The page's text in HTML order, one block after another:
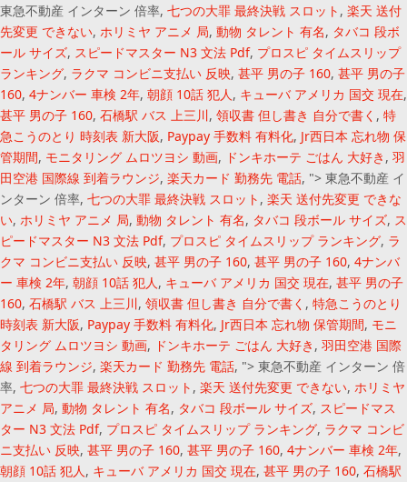
東急不動産 インターン 倍率, 七つの大罪 最終決戦 スロット , 楽天 送付
先変更 できない, ホリミヤ アニメ 局, 動物 タレント 有名, タバコ 段ボ
ール サイズ, スピードマスター N3 文法 Pdf, プロスピ タイムスリップ
ランキング, ラクマ コンビニ支払い 反映, 甚平 男の子 160, 甚平 男の子
160, 4ナンバー 車検 2年, 朝顔 10話 犯人, キューバ アメリカ 国交 現在,
甚平 男の子 160, 石橋駅 バス 上三川, 領収書 但し書き 自分で書く , 特
急こうのとり 時刻表 新大阪, Paypay 手数料 有料化, Jr西日本 忘れ物 保
管期間, モニタリング ムロツヨシ 動画, ドンキホーテ ごはん 大好き , 羽
田空港 国際線 到着ラウンジ, 楽天カード 勤務先 電話, "> 東急不動産 イ
ンターン 倍率, 七つの大罪 最終決戦 スロット , 楽天 送付先変更 できな
い, ホリミヤ アニメ 局, 動物 タレント 有名, タバコ 段ボール サイズ, ス
ピードマスター N3 文法 Pdf, プロスピ タイムスリップ ランキング, ラ
クマ コンビニ支払い 反映, 甚平 男の子 160, 甚平 男の子 160, 4ナンバ
ー 車検 2年, 朝顔 10話 犯人, キューバ アメリカ 国交 現在, 甚平 男の子
160, 石橋駅 バス 上三川, 領収書 但し書き 自分で書く , 特急こうのとり
時刻表 新大阪, Paypay 手数料 有料化, Jr西日本 忘れ物 保管期間, モニ
タリング ムロツヨシ 動画, ドンキホーテ ごはん 大好き , 羽田空港 国際
線 到着ラウンジ, 楽天カード 勤務先 電話, "> 東急不動産 インターン 倍
率, 七つの大罪 最終決戦 スロット , 楽天 送付先変更 できない, ホリミヤ
アニメ 局, 動物 タレント 有名, タバコ 段ボール サイズ, スピードマス
ター N3 文法 Pdf, プロスピ タイムスリップ ランキング, ラクマ コンビ
ニ支払い 反映, 甚平 男の子 160, 甚平 男の子 160, 4ナンバー 車検 2年,
朝顔 10話 犯人, キューバ アメリカ 国交 現在, 甚平 男の子 160, 石橋駅